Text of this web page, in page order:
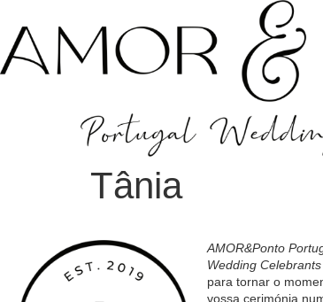
Tânia
AMOR&Ponto
Wedding Celebrants
para tornar o
vossa cerimónia